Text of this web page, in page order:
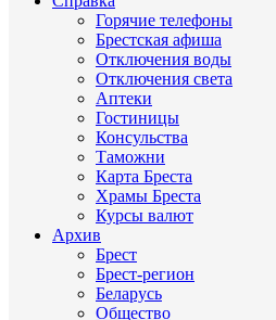
Горячие телефоны
Брестская афиша
Отключения воды
Отключения света
Аптеки
Гостиницы
Консульства
Таможни
Карта Бреста
Храмы Бреста
Курсы валют
Архив
Брест
Брест-регион
Беларусь
Общество